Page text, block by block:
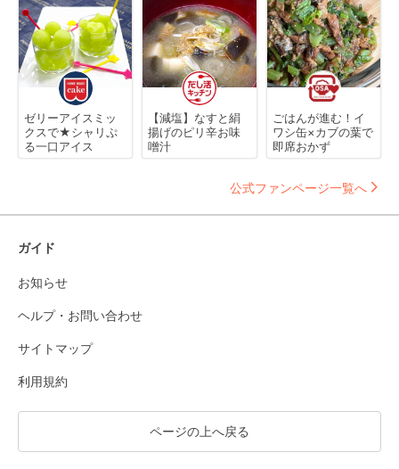
ゼリーアイスミッ
クスで★シャリぷ
る一口アイス
【減塩】なすと絹
揚げのピリ辛お味
噌汁
ごはんが進む！イ
ワシ缶×カブの葉で
即席おかず
公式ファンページ一覧へ
ガイド
お知らせ
ヘルプ・お問い合わせ
サイトマップ
利用規約
ページの上へ戻る